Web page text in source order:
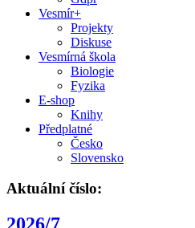
Vesmír+
Projekty
Diskuse
Vesmírná škola
Biologie
Fyzika
E-shop
Knihy
Předplatné
Česko
Slovensko
Aktuální číslo: